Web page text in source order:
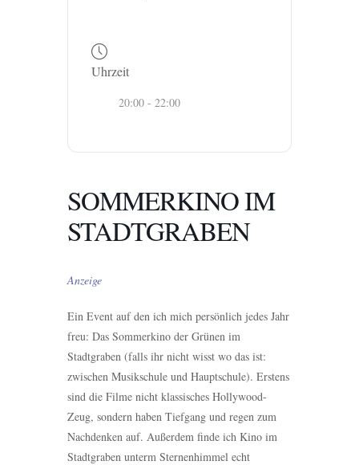
Uhrzeit
20:00 - 22:00
SOMMERKINO IM
STADTGRABEN
Anzeige
Ein Event auf den ich mich persönlich jedes Jahr
freu: Das Sommerkino der Grünen im
Stadtgraben (falls ihr nicht wisst wo das ist:
zwischen Musikschule und Hauptschule). Erstens
sind die Filme nicht klassisches Hollywood-
Zeug, sondern haben Tiefgang und regen zum
Nachdenken auf. Außerdem finde ich Kino im
Stadtgraben unterm Sternenhimmel echt